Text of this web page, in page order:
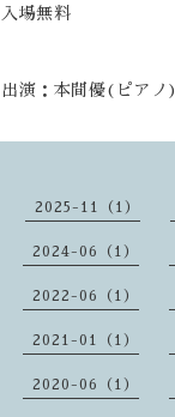
入場無料
出演：本間優(ピアノ)
2025-11（1）
2024-06（1）
2022-06（1）
2021-01（1）
2020-06（1）